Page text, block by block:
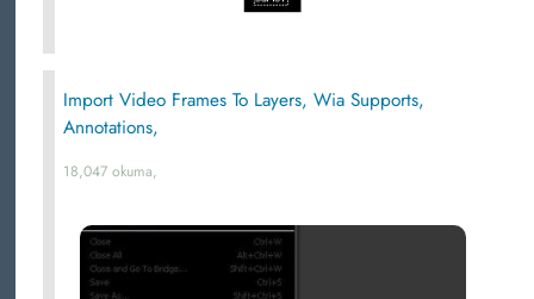
Import Video Frames To Layers, Wia Supports,
Annotations,
18,047 okuma,